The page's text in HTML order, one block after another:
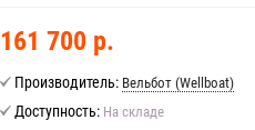
161 700 р.
Производитель: Вельбот (Wellboat)
Доступность: На складе